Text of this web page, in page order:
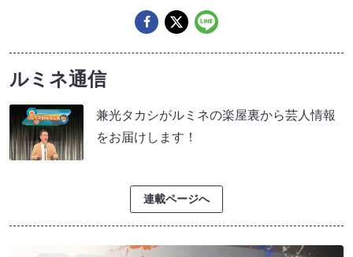
ルミネ通信
兼光タカシがルミネの楽屋裏から芸人情報
をお届けします！
連載ページへ